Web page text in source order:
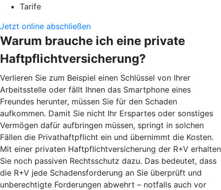
Tarife
Jetzt online abschließen
Warum brauche ich eine private
Haftpflichtversicherung?
Verlieren Sie zum Beispiel einen Schlüssel von Ihrer
Arbeitsstelle oder fällt Ihnen das Smartphone eines
Freundes herunter, müssen Sie für den Schaden
aufkommen. Damit Sie nicht Ihr Erspartes oder sonstiges
Vermögen dafür aufbringen müssen, springt in solchen
Fällen die Privathaftpflicht ein und übernimmt die Kosten.
Mit einer privaten Haftpflichtversicherung der R+V erhalten
Sie noch passiven Rechtsschutz dazu. Das bedeutet, dass
die R+V jede Schadensforderung an Sie überprüft und
unberechtigte Forderungen abwehrt – notfalls auch vor